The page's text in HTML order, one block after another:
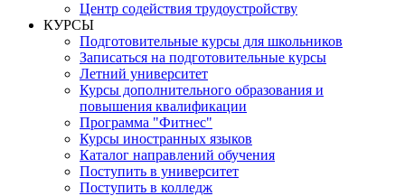
Центр содействия трудоустройству
КУРСЫ
Подготовительные курсы для школьников
Записаться на подготовительные курсы
Летний университет
Курсы дополнительного образования и
повышения квалификации
Программа "Фитнес"
Курсы иностранных языков
Каталог направлений обучения
Поступить в университет
Поступить в колледж